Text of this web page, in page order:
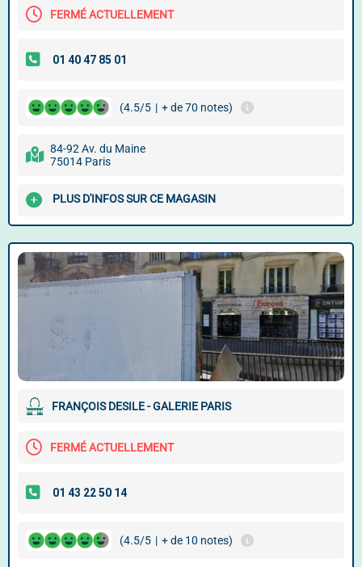
FERMÉ ACTUELLEMENT
(4.5/5 | + de 70 notes)
84-92 Av. du Maine
75014 Paris
PLUS D'INFOS SUR CE MAGASIN
FRANÇOIS DESILE - GALERIE PARIS
FERMÉ ACTUELLEMENT
(4.5/5 | + de 10 notes)